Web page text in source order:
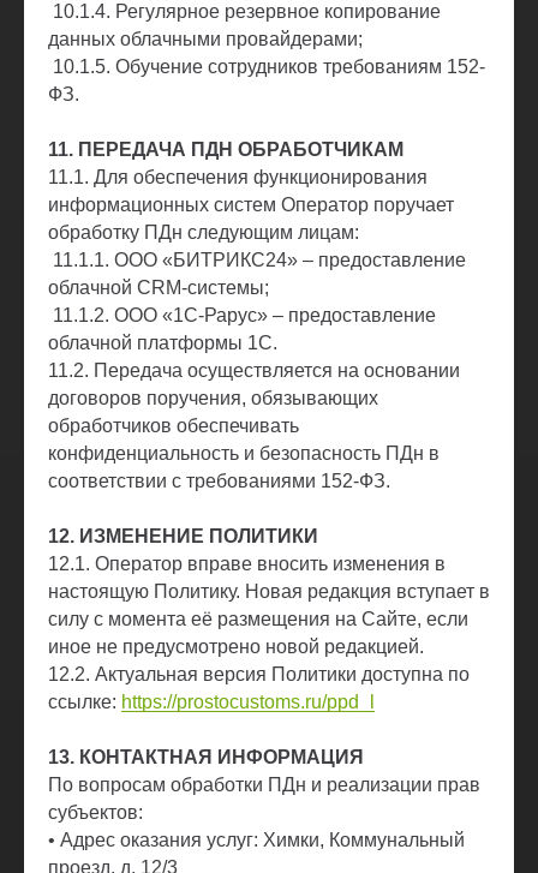
10.1.4. Регулярное резервное копирование
данных облачными провайдерами;
10.1.5. Обучение сотрудников требованиям 152-
ФЗ.
11. ПЕРЕДАЧА ПДН ОБРАБОТЧИКАМ
11.1. Для обеспечения функционирования
информационных систем Оператор поручает
обработку ПДн следующим лицам:
11.1.1. ООО «БИТРИКС24» – предоставление
облачной CRM-системы;
11.1.2. ООО «1С-Рарус» – предоставление
облачной платформы 1С.
11.2. Передача осуществляется на основании
договоров поручения, обязывающих
обработчиков обеспечивать
конфиденциальность и безопасность ПДн в
соответствии с требованиями 152-ФЗ.
12. ИЗМЕНЕНИЕ ПОЛИТИКИ
12.1. Оператор вправе вносить изменения в
настоящую Политику. Новая редакция вступает в
силу с момента её размещения на Сайте, если
иное не предусмотрено новой редакцией.
12.2. Актуальная версия Политики доступна по
ссылке: https://prostocustoms.ru/ppd_l
13. КОНТАКТНАЯ ИНФОРМАЦИЯ
По вопросам обработки ПДн и реализации прав
субъектов:
• Адрес оказания услуг: Химки, Коммунальный
проезд, д. 12/3